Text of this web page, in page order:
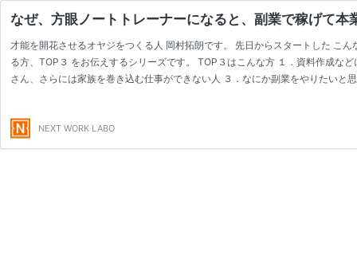
なぜ、方眼ノートトレーナーになると、副業で稼げて本
才能を開花させるオヤジをつくる人 岡村拓朗です。 先日からスタートした こ
る方、TOP３ をお伝えするシリーズです。 TOP３はこんな方 １．資料作成な
さん、さらには家族を巻き込む仕事ができない人 ３．なにか副業をやりたい
NEXT WORK LABO